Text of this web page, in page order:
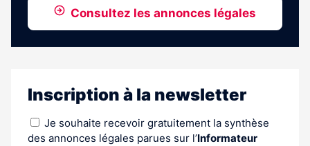
Consultez les annonces légales
Inscription à la newsletter
Je souhaite recevoir gratuitement la synthèse
des annonces légales parues sur l’Informateur